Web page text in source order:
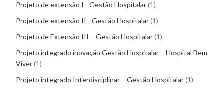
Projeto de extensão I - Gestão Hospitalar 1
Projeto de extensão II - Gestão Hospitalar 1
Projeto de Extensão III – Gestão Hospitalar 1
Projeto integrado inovação Gestão Hospitalar – Hospital Bem
Viver 1
Projeto integrado Interdisciplinar – Gestão Hospitalar 1